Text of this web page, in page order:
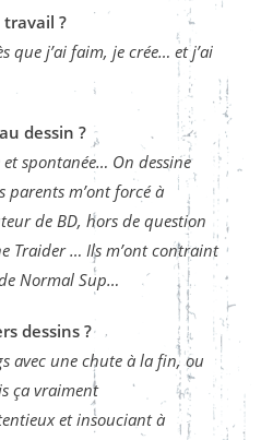
travail ?
que j’ai faim, je crée… et j’ai
dessin ?
spontanée… On dessine
parents m’ont forcé à
de BD, hors de question
Traider … Ils m’ont contraint
Normal Sup…
dessins ?
avec une chute à la fin, ou
ça vraiment
et insouciant à